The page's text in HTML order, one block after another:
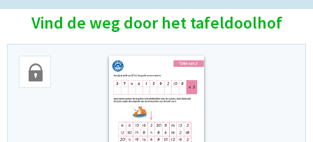
Vind de weg door het tafeldoolhof